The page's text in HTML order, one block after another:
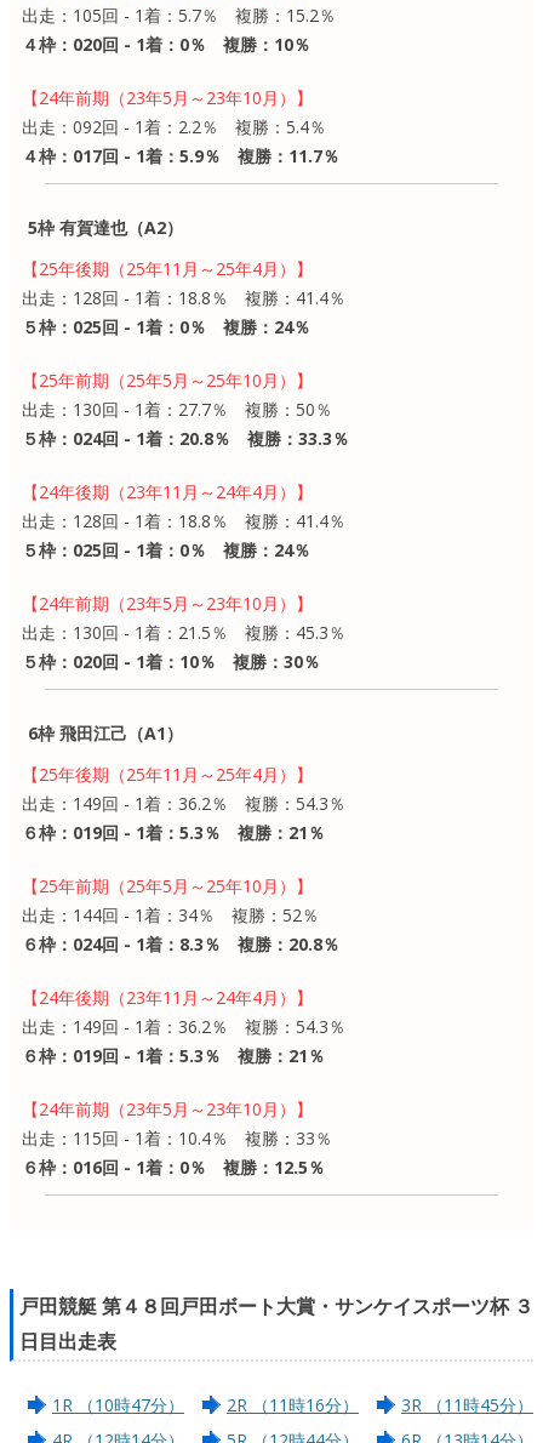
出走：105回 - 1着：5.7％ 複勝：15.2％
４枠：020回 - 1着：0％ 複勝：10％
【24年前期（23年5月～23年10月）】
出走：092回 - 1着：2.2％ 複勝：5.4％
４枠：017回 - 1着：5.9％ 複勝：11.7％
5枠 有賀達也（A2）
【25年後期（25年11月～25年4月）】
出走：128回 - 1着：18.8％ 複勝：41.4％
５枠：025回 - 1着：0％ 複勝：24％
【25年前期（25年5月～25年10月）】
出走：130回 - 1着：27.7％ 複勝：50％
５枠：024回 - 1着：20.8％ 複勝：33.3％
【24年後期（23年11月～24年4月）】
出走：128回 - 1着：18.8％ 複勝：41.4％
５枠：025回 - 1着：0％ 複勝：24％
【24年前期（23年5月～23年10月）】
出走：130回 - 1着：21.5％ 複勝：45.3％
５枠：020回 - 1着：10％ 複勝：30％
6枠 飛田江己（A1）
【25年後期（25年11月～25年4月）】
出走：149回 - 1着：36.2％ 複勝：54.3％
６枠：019回 - 1着：5.3％ 複勝：21％
【25年前期（25年5月～25年10月）】
出走：144回 - 1着：34％ 複勝：52％
６枠：024回 - 1着：8.3％ 複勝：20.8％
【24年後期（23年11月～24年4月）】
出走：149回 - 1着：36.2％ 複勝：54.3％
６枠：019回 - 1着：5.3％ 複勝：21％
【24年前期（23年5月～23年10月）】
出走：115回 - 1着：10.4％ 複勝：33％
６枠：016回 - 1着：0％ 複勝：12.5％
戸田競艇 第４８回戸田ボート大賞・サンケイスポーツ杯 ３
日目出走表
1R （10時47分） 2R （11時16分）
3R （11時45分）